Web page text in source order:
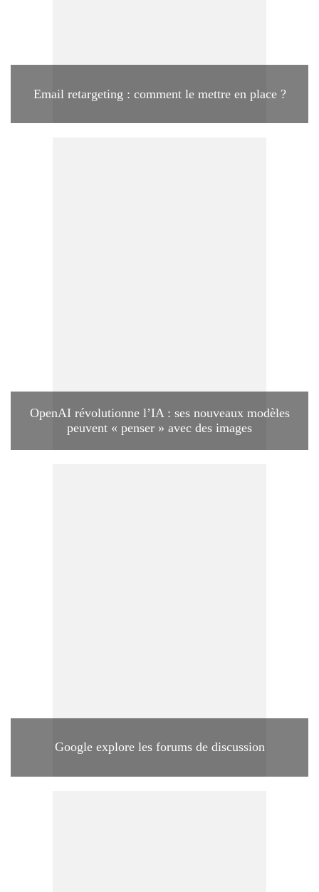
Email retargeting : comment le mettre en place ?
OpenAI révolutionne l’IA : ses nouveaux modèles
peuvent « penser » avec des images
Google explore les forums de discussion